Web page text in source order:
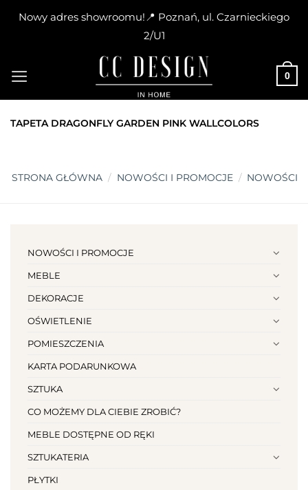
Nowy adres showroomu!📍 Poznań, ul. Czarnieckiego
2/U1
content
0
TAPETA DRAGONFLY GARDEN PINK WALLCOLORS
STRONA GŁÓWNA / NOWOŚCI I PROMOCJE / NOWOŚCI
NOWOŚCI I PROMOCJE
MEBLE
DEKORACJE
OŚWIETLENIE
POMIESZCZENIA
KARTA PODARUNKOWA
SZTUKA
CO MOŻEMY DLA CIEBIE ZROBIĆ?
MEBLE DOSTĘPNE OD RĘKI
SZTUKATERIA
PŁYTKI